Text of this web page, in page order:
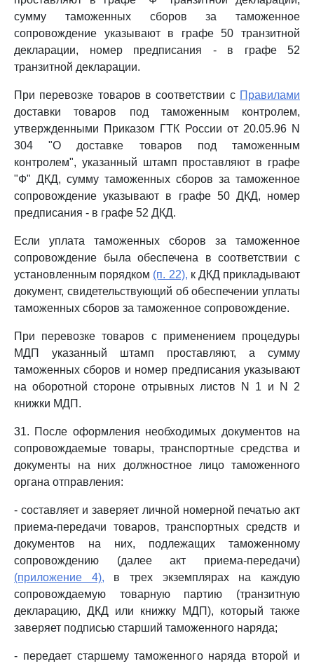
сумму таможенных сборов за таможенное
сопровождение указывают в графе 50 транзитной
декларации, номер предписания - в графе 52
транзитной декларации.
При перевозке товаров в соответствии с Правилами
доставки товаров под таможенным контролем,
утвержденными Приказом ГТК России от 20.05.96 N
304 "О доставке товаров под таможенным
контролем", указанный штамп проставляют в графе
"Ф" ДКД, сумму таможенных сборов за таможенное
сопровождение указывают в графе 50 ДКД, номер
предписания - в графе 52 ДКД.
Если уплата таможенных сборов за таможенное
сопровождение была обеспечена в соответствии с
установленным порядком (п. 22), к ДКД прикладывают
документ, свидетельствующий об обеспечении уплаты
таможенных сборов за таможенное сопровождение.
При перевозке товаров с применением процедуры
МДП указанный штамп проставляют, а сумму
таможенных сборов и номер предписания указывают
на оборотной стороне отрывных листов N 1 и N 2
книжки МДП.
31. После оформления необходимых документов на
сопровождаемые товары, транспортные средства и
документы на них должностное лицо таможенного
органа отправления:
- составляет и заверяет личной номерной печатью акт
приема-передачи товаров, транспортных средств и
документов на них, подлежащих таможенному
сопровождению (далее акт приема-передачи)
(приложение 4), в трех экземплярах на каждую
сопровождаемую товарную партию (транзитную
декларацию, ДКД или книжку МДП), который также
заверяет подписью старший таможенного наряда;
- передает старшему таможенного наряда второй и